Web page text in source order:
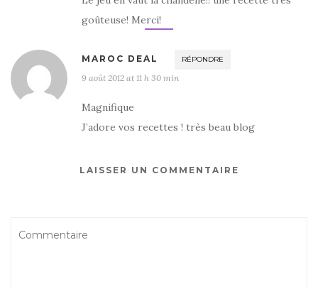
goûteuse! Merci!
MAROC DEAL RÉPONDRE
9 août 2012 at 11 h 30 min
Magnifique
J’adore vos recettes ! très beau blog
LAISSER UN COMMENTAIRE